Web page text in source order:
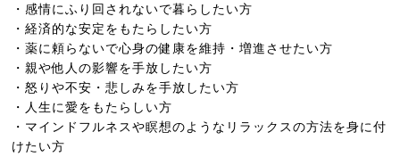
・感情にふり回されないで暮らしたい方
・経済的な安定をもたらしたい方
・薬に頼らないで心身の健康を維持・増進させたい方
・親や他人の影響を手放したい方
・怒りや不安・悲しみを手放したい方
・人生に愛をもたらしい方
・マインドフルネスや瞑想のようなリラックスの方法を身に付
けたい方